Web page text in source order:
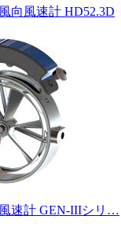
向風速計 HD52.3D
速計 GEN-IIIシリ…